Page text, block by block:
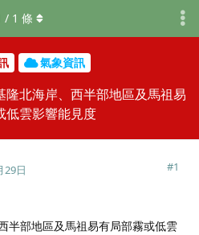
氣象資訊
隆北海岸、西半部地區及馬祖易
低雲影響能見度
/ 1 條
29日 #1
半部地區及馬祖易有局部霧或低雲